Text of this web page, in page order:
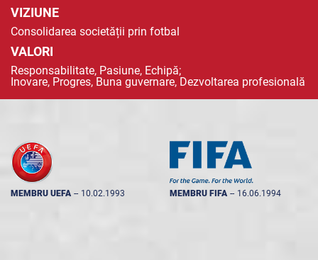
VIZIUNE
Consolidarea societății prin fotbal
VALORI
Responsabilitate, Pasiune, Echipă;
Inovare, Progres, Buna guvernare, Dezvoltarea profesională
MEMBRU UEFA -- 10.02.1993 MEMBRU FIFA -- 16.06.1994